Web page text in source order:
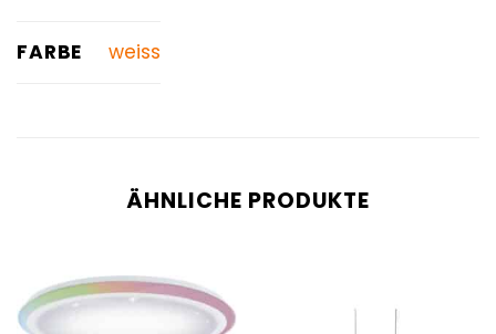
FARBE weiss
ÄHNLICHE PRODUKTE